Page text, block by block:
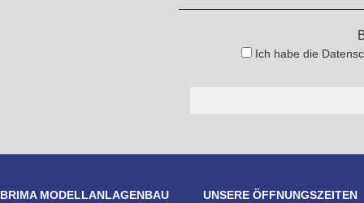
Ich habe die
BRIMA MODELLANLAGENBAU
UNSERE ÖFFNUNGSZEITEN